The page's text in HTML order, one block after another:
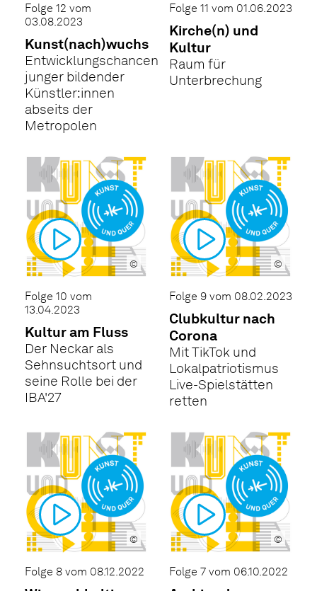
Folge 12 vom
03.08.2023
Kunst(nach)wuchs
Entwicklungschancen
junger bildender
Künstler:innen
abseits der
Metropolen
Folge 11 vom 01.06.2023
Kirche(n) und
Kultur
Raum für
Unterbrechung
©
Folge 10 vom
13.04.2023
Kultur am Fluss
Der Neckar als
Sehnsuchtsort und
seine Rolle bei der
IBA'27
©
Folge 9 vom 08.02.2023
Clubkultur nach
Corona
Mit TikTok und
Lokalpatriotismus
Live-Spielstätten
retten
©
Folge 8 vom 08.12.2022
©
Folge 7 vom 06.10.2022